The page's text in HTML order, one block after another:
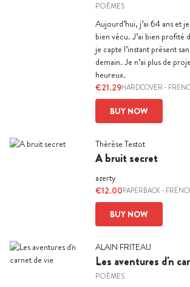
POÈMES
Aujourd’hui, j’ai 64 ans et
bien vécu. J’ai bien profité
je capte l’instant présent
demain. Je n’ai plus de
heureux.
€21.29HARDCOVER -
BUY NOW
Thérèse Testot
A bruit secret
azerty
€12.00PAPERBACK-
BUY NOW
ALAIN FRITEAU
Les aventures d'n
POÈMES